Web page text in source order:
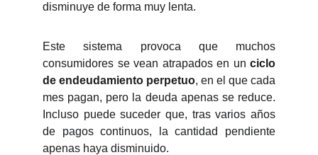
disminuye de forma muy lenta.
Este sistema provoca que muchos
consumidores se vean atrapados en un ciclo
de endeudamiento perpetuo, en el que cada
mes pagan, pero la deuda apenas se reduce.
Incluso puede suceder que, tras varios años
de pagos continuos, la cantidad pendiente
apenas haya disminuido.